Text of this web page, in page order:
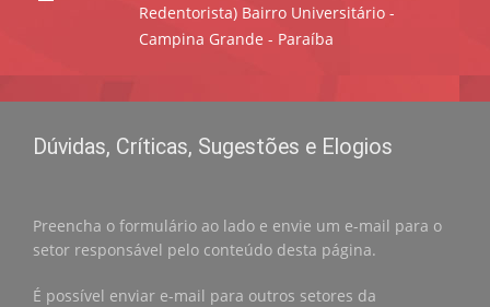
Redentorista) Bairro Universitário -
Campina Grande - Paraíba
Dúvidas, Críticas, Sugestões e Elogios
Preencha o formulário ao lado e envie um e-mail para o
setor responsável pelo conteúdo desta página.
É possível enviar e-mail para outros setores da